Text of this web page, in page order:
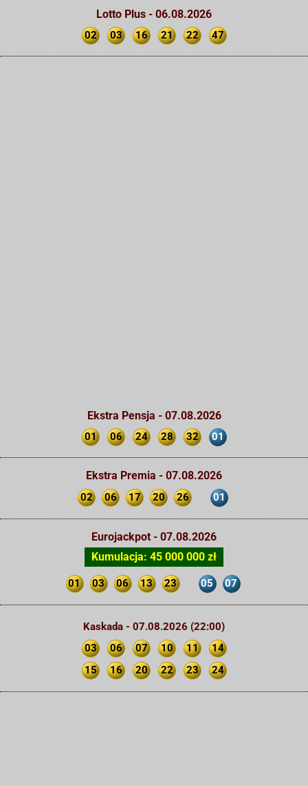
Lotto Plus - 06.08.2026
02 03 16 21 22 47
Ekstra Pensja - 07.08.2026
01 06 24 28 32 01
Ekstra Premia - 07.08.2026
02 06 17 20 26 01
Eurojackpot - 07.08.2026
Kumulacja: 45 000 000 zł
01 03 06 13 23 05 07
Kaskada - 07.08.2026 (22:00)
03
06 07 10 11
14
15
16 20 22 23 24